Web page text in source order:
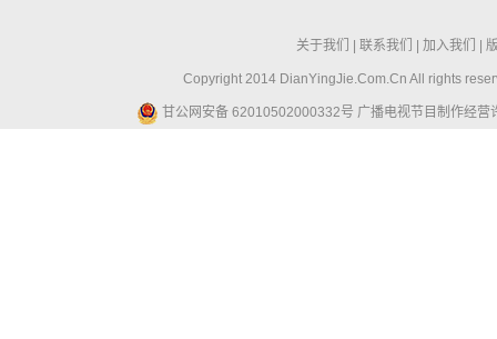
关于我们 联系我们 加入我们
Copyright 2014 DianYingJie.Com.Cn All rights
甘公网安备 62010502000332号 广播电视节目制作经